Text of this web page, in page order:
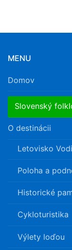
MENU
Domov
Slovenský
O destinácii
Letovisko
Poloha a
Historické
Cykloturistika
Výlety loďou